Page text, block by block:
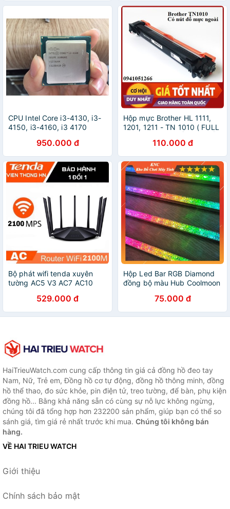
CPU Intel Core i3-4130, i3-
4150, i3-4160, i3 4170
Main H81, B85, Z87,
Z97...Tặng keo tản nhiệt !
950.000 đ
Hộp mực Brother HL 1111,
1201, 1211 - TN 1010 ( FULL
DÀNG NẠP LẠI MỰC
110.000 đ
Bộ phát wifi tenda xuyên
tường AC5 V3 AC7 AC10
kích sóng router nối sóng
khuếch đại - vienthonghn
529.000 đ
Hộp Led Bar RGB Diamond
đồng bộ màu Hub Coolmoon
75.000 đ
HaiTrieuWatch.com cung cấp thông tin giá cả đồng hồ đeo tay
Nam, Nữ, Trẻ em, Đồng hồ cơ tự động, đồng hồ thông minh, đồng
hồ thể thao, đo sức khỏe, pin điện tử, treo tường, để bàn, phụ kiện
đồng hồ... Bằng khả năng sẵn có cùng sự nỗ lực không ngừng,
chúng tôi đã tổng hợp hơn 232200 sản phẩm, giúp bạn có thể so
sánh giá, tìm giá rẻ nhất trước khi mua. Chúng tôi không bán
hàng.
VỀ HAI TRIEU WATCH
Giới thiệu
Chính sách bảo mật